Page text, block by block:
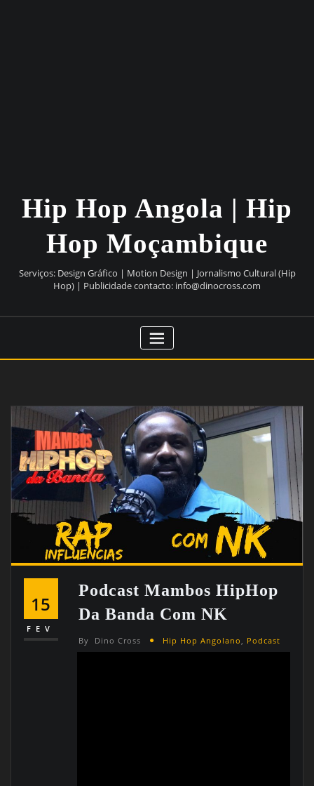
Hip Hop Angola | Hip
Hop Moçambique
Serviços: Design Gráfico | Motion Design | Jornalismo Cultural (Hip
Hop) | Publicidade contacto: info@dinocross.com
15
FEV
Podcast Mambos HipHop
Da Banda Com NK
By Dino Cross Hip Hop Angolano Podcast